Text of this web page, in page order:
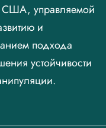
США, управляемой
и
подхода
устойчивости